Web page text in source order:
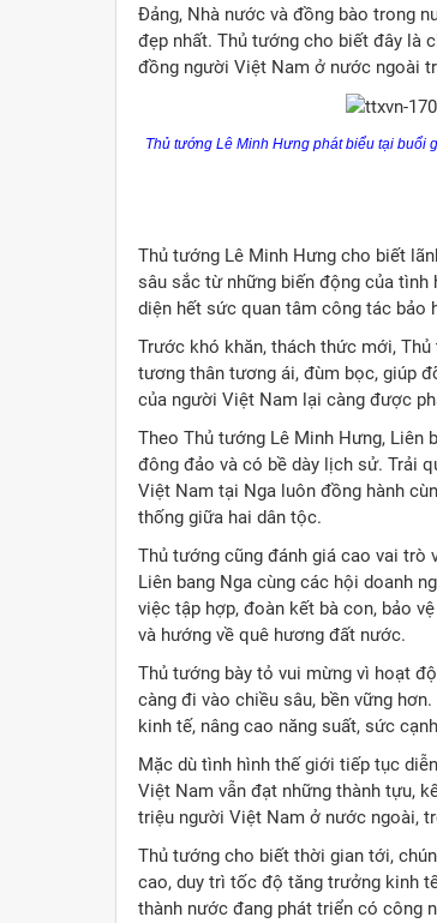
Đảng, Nhà nước và đồng bào trong
đẹp nhất. Thủ tướng cho biết đây là
đồng người Việt Nam ở nước ngoài
Thủ tướng Lê Minh Hưng phát biểu tại buổi
Thủ tướng Lê Minh Hưng cho biết
sâu sắc từ những biến động của
diện hết sức quan tâm công tác bảo
Trước khó khăn, thách thức mới,
tương thân tương ái, đùm bọc, giúp
của người Việt Nam lại càng được
Theo Thủ tướng Lê Minh Hưng,
đông đảo và có bề dày lịch sử. Trải
Việt Nam tại Nga luôn đồng hành
thống giữa hai dân tộc.
Thủ tướng cũng đánh giá cao vai trò
Liên bang Nga cùng các hội doanh
việc tập hợp, đoàn kết bà con, bảo
và hướng về quê hương đất nước.
Thủ tướng bày tỏ vui mừng vì hoạt
càng đi vào chiều sâu, bền vững
kinh tế, nâng cao năng suất, sức
Mặc dù tình hình thế giới tiếp tục
Việt Nam vẫn đạt những thành tựu,
triệu người Việt Nam ở nước ngoài,
Thủ tướng cho biết thời gian tới,
cao, duy trì tốc độ tăng trưởng kinh
thành nước đang phát triển có công